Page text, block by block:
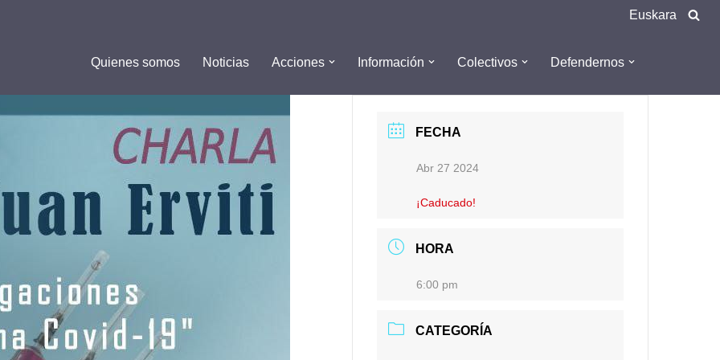
Euskara
Quienes somos Noticias Acciones Información Colectivos Defendernos
FECHA
Abr 27 2024
¡Caducado!
HORA
6:00 pm
CATEGORÍA